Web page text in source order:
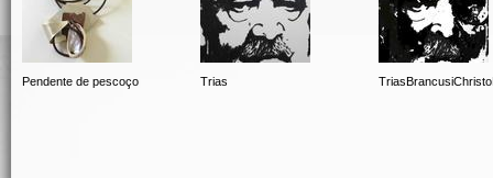
Pendente de pescoço Trias